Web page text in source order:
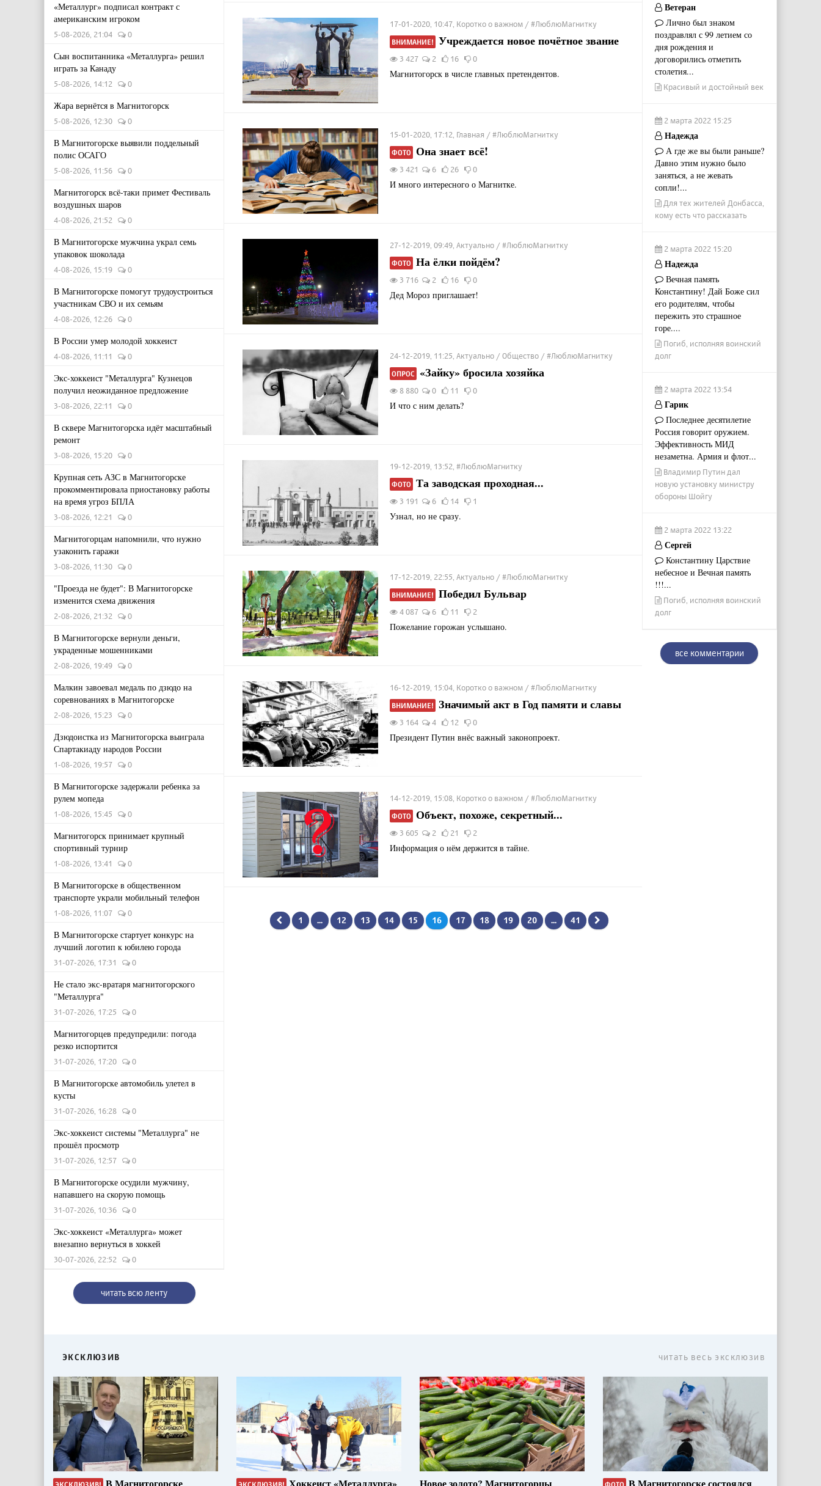
«Металлург» подписал контракт с
американским игроком
5-08-2026, 21:04 0
Сын воспитанника «Металлурга» решил
играть за Канаду
5-08-2026, 14:12 0
Жара вернётся в Магнитогорск
5-08-2026, 12:30 0
В Магнитогорске выявили поддельный
полис ОСАГО
5-08-2026, 11:56 0
Магнитогорск всё-таки примет Фестиваль
воздушных шаров
4-08-2026, 21:52 0
В Магнитогорске мужчина украл семь
упаковок шоколада
4-08-2026, 15:19 0
В Магнитогорске помогут трудоустроиться
участникам СВО и их семьям
4-08-2026, 12:26 0
В России умер молодой хоккеист
4-08-2026, 11:11 0
Экс-хоккеист "Металлурга" Кузнецов
получил неожиданное предложение
3-08-2026, 22:11 0
В сквере Магнитогорска идёт масштабный
ремонт
3-08-2026, 15:20 0
Крупная сеть АЗС в Магнитогорске
прокомментировала приостановку работы
на время угроз БПЛА
3-08-2026, 12:21 0
Магнитогорцам напомнили, что нужно
узаконить гаражи
3-08-2026, 11:30 0
"Проезда не будет": В Магнитогорске
изменится схема движения
2-08-2026, 21:32 0
В Магнитогорске вернули деньги,
украденные мошенниками
2-08-2026, 19:49 0
Малкин завоевал медаль по дзюдо на
соревнованиях в Магнитогорске
2-08-2026, 15:23 0
Дзюдоистка из Магнитогорска выиграла
Спартакиаду народов России
1-08-2026, 19:57 0
В Магнитогорске задержали ребенка за
рулем мопеда
1-08-2026, 15:45 0
Магнитогорск принимает крупный
спортивный турнир
1-08-2026, 13:41 0
В Магнитогорске в общественном
транспорте украли мобильный телефон
1-08-2026, 11:07 0
В Магнитогорске стартует конкурс на
лучший логотип к юбилею города
31-07-2026, 17:31 0
Не стало экс-вратаря магнитогорского
"Металлурга"
31-07-2026, 17:25 0
Магнитогорцев предупредили: погода
резко испортится
31-07-2026, 17:20 0
В Магнитогорске автомобиль улетел в
кусты
31-07-2026, 16:28 0
Экс-хоккеист системы "Металлурга" не
прошёл просмотр
31-07-2026, 12:57 0
В Магнитогорске осудили мужчину,
напавшего на скорую помощь
31-07-2026, 10:36 0
Экс-хоккеист «Металлурга» может
внезапно вернуться в хоккей
30-07-2026, 22:52 0
читать всю ленту
17-01-2020, 10:47, Коротко о важном / #ЛюблюМагнитку
ВНИМАНИЕ! Учреждается новое почётное звание
3 427 2 16 0
Магнитогорск в числе главных претендентов.
15-01-2020, 17:12, Главная / #ЛюблюМагнитку
ФОТО Она знает всё!
3 421 6 26 0
И много интересного о Магнитке.
27-12-2019, 09:49, Актуально / #ЛюблюМагнитку
ФОТО На ёлки пойдём?
3 716 2 16 0
Дед Мороз приглашает!
24-12-2019, 11:25, Актуально / Общество / #ЛюблюМагнитку
ОПРОС «Зайку» бросила хозяйка
8 880 0 11 0
И что с ним делать?
19-12-2019, 13:52, #ЛюблюМагнитку
ФОТО Та заводская проходная...
3 191 6 14 1
Узнал, но не сразу.
17-12-2019, 22:55, Актуально / #ЛюблюМагнитку
ВНИМАНИЕ! Победил Бульвар
4 087 6 11 2
Пожелание горожан услышано.
16-12-2019, 15:04, Коротко о важном / #ЛюблюМагнитку
ВНИМАНИЕ! Значимый акт в Год памяти и славы
3 164 4 12 0
Президент Путин внёс важный законопроект.
14-12-2019, 15:08, Коротко о важном / #ЛюблюМагнитку
ФОТО Объект, похоже, секретный...
3 605 2 21 2
Информация о нём держится в тайне.
1 ... 12 13 14 15 16 17 18 19 20 ... 41
Ветеран
Лично был знаком
поздравлял с 99 летием со
дня рождения и
договорились отметить
столетия...
Красивый и достойный век
2 марта 2022 15:25
Надежда
А где же вы были раньше?
Давно этим нужно было
заняться, а не жевать
сопли!...
Для тех жителей Донбасса,
кому есть что рассказать
2 марта 2022 15:20
Надежда
Вечная память
Константину! Дай Боже сил
его родителям, чтобы
пережить это страшное
горе....
Погиб, исполняя воинский
долг
2 марта 2022 13:54
Гарик
Последнее десятилетие
Россия говорит оружием.
Эффективность МИД
незаметна. Армия и флот...
Владимир Путин дал
новую установку министру
обороны Шойгу
2 марта 2022 13:22
Сергей
Константину Царствие
небесное и Вечная память
!!!...
Погиб, исполняя воинский
долг
все комментарии
ЭКСКЛЮЗИВ читать весь эксклюзив